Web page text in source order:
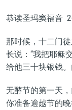
恭读圣玛窦福音
那时候，十二门
长说：“我把耶稣
给他三十块银钱
无酵节的第一天
你准备逾越节的